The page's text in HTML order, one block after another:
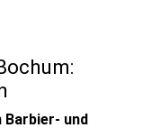
Barbier- und